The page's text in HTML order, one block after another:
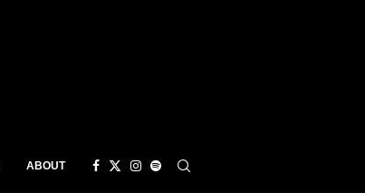
ABOUT